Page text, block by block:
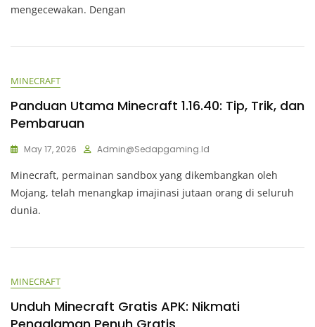
mengecewakan. Dengan
MINECRAFT
Panduan Utama Minecraft 1.16.40: Tip, Trik, dan
Pembaruan
May 17, 2026 Admin@sedapgaming.id
Minecraft, permainan sandbox yang dikembangkan oleh
Mojang, telah menangkap imajinasi jutaan orang di seluruh
dunia.
MINECRAFT
Unduh Minecraft Gratis APK: Nikmati